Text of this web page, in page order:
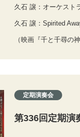
久石 譲：オーケスト
久石 譲：Spirited
（映画『千と千尋の
定期演奏会
第336回定期演